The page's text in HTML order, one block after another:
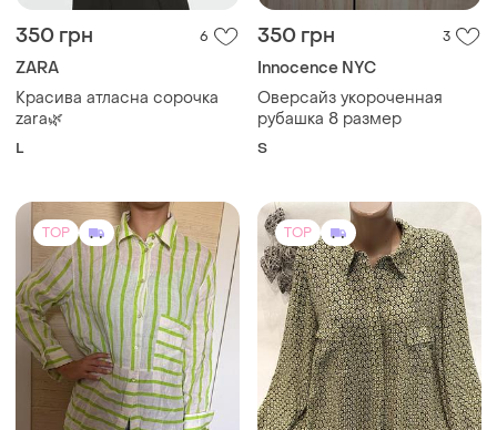
350 грн 6
ZARA
Красива атласна сорочка
zara🌿
L
350 грн 3
Innocence NYC
Оверсайз укороченная
рубашка 8 размер
S
TOP TOP